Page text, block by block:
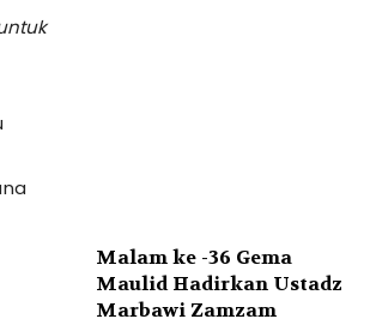
Malam ke -36 Gema
Maulid Hadirkan Ustadz
Marbawi Zamzam